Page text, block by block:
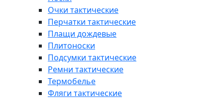
Очки тактические
Перчатки тактические
Плащи дождевые
Плитоноски
Подсумки тактические
Ремни тактические
Термобелье
Фляги тактические